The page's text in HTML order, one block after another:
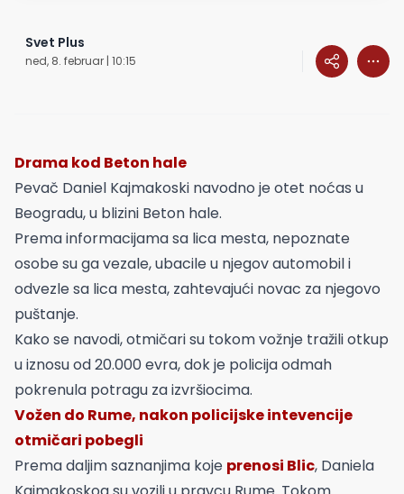
Svet Plus
ned, 8. februar | 10:15
Drama kod Beton hale
Pevač Daniel Kajmakoski navodno je otet noćas u
Beogradu, u blizini Beton hale.
Prema informacijama sa lica mesta, nepoznate
osobe su ga vezale, ubacile u njegov automobil i
odvezle sa lica mesta, zahtevajući novac za njegovo
puštanje.
Kako se navodi, otmičari su tokom vožnje tražili otkup
u iznosu od 20.000 evra, dok je policija odmah
pokrenula potragu za izvršiocima.
Vožen do Rume, nakon policijske intevencije
otmičari pobegli
Prema daljim saznanjima koje prenosi Blic, Daniela